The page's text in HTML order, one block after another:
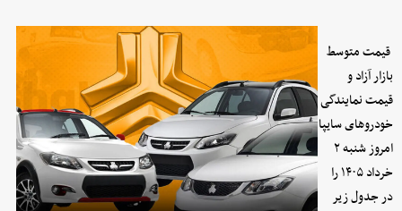
قیمت متوسط
بازار آزاد و
قیمت نمایندگی
خودرو‌های سایپا
امروز شنبه ۲
خرداد ۱۴۰۵ را
در جدول زیر